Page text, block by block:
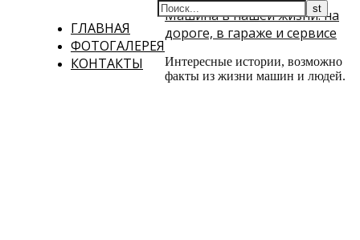
ГЛАВНАЯ
ФОТОГАЛЕРЕЯ
КОНТАКТЫ
Машина в нашей жизни: на
дороге, в гараже и сервисе
Интересные истории, возможно
факты из жизни машин и людей.